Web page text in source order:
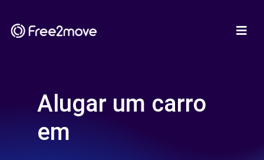
Alugar um carro
em